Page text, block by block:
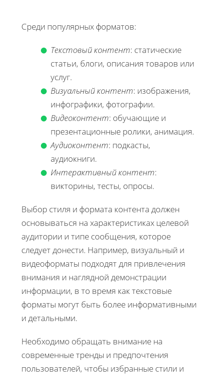
Среди популярных форматов:
Текстовый контент: статические
статьи, блоги, описания товаров или
услуг.
Визуальный контент: изображения,
инфографики, фотографии.
Видеоконтент: обучающие и
презентационные ролики, анимация.
Аудиоконтент: подкасты,
аудиокниги.
Интерактивный контент:
викторины, тесты, опросы.
Выбор стиля и формата контента должен
основываться на характеристиках целевой
аудитории и типе сообщения, которое
следует донести. Например, визуальный и
видеоформаты подходят для привлечения
внимания и наглядной демонстрации
информации, в то время как текстовые
форматы могут быть более информативными
и детальными.
Необходимо обращать внимание на
современные тренды и предпочтения
пользователей, чтобы избранные стили и